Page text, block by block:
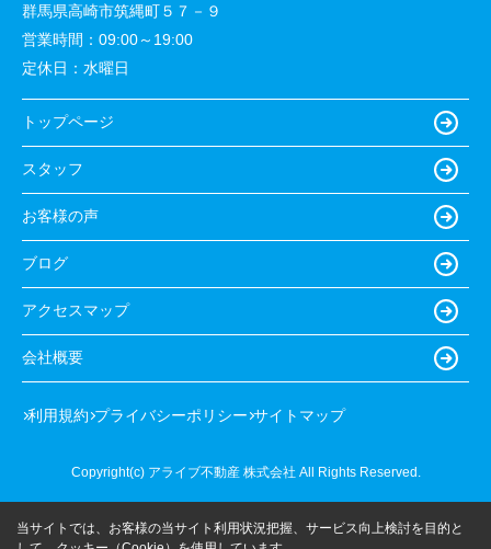
群馬県高崎市筑縄町５７－９
営業時間： 09:00～19:00
定休日： 水曜日
トップページ
スタッフ
お客様の声
ブログ
アクセスマップ
会社概要
利用規約 プライバシーポリシー サイトマップ
Copyright(c) アライブ不動産 株式会社 All Rights Reserved.
当サイトでは、お客様の当サイト利用状況把握、サービス向上検討を目的と